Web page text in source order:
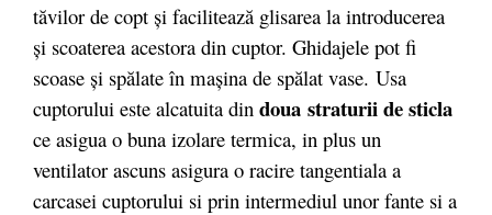
tăvilor de copt şi facilitează glisarea la introducerea
şi scoaterea acestora din cuptor. Ghidajele pot fi
scoase şi spălate în maşina de spălat vase. Usa
cuptorului este alcatuita din doua straturii de sticla
ce asigua o buna izolare termica, in plus un
ventilator ascuns asigura o racire tangentiala a
carcasei cuptorului si prin intermediul unor fante si a